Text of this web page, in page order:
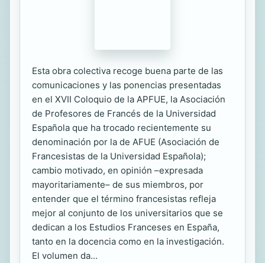
Esta obra colectiva recoge buena parte de las
comunicaciones y las ponencias presentadas
en el XVII Coloquio de la APFUE, la Asociación
de Profesores de Francés de la Universidad
Española que ha trocado recientemente su
denominación por la de AFUE (Asociación de
Francesistas de la Universidad Española);
cambio motivado, en opinión –expresada
mayoritariamente– de sus miembros, por
entender que el término francesistas refleja
mejor al conjunto de los universitarios que se
dedican a los Estudios Franceses en España,
tanto en la docencia como en la investigación.
El volumen da...